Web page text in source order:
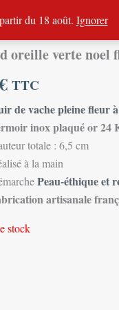
du 18 août. Ignorer
oreille verte noel
€ TTC
de vache pleine fleur
inox plaqué or 24
totale : 6,5 cm
à la main
Peau-éthique et
artisanale
stock